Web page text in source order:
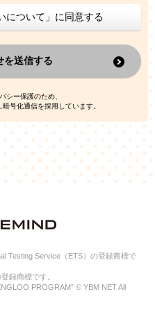
特定されないデータに不可逆変
促進活動に役立てること
へ提供すること
情報の取扱いは行いません。ま
利用することはありません。
タに不可逆変換した上で第三
グを行い、その結果に基づい
。第三者広告配信事業者が、こ
で利用することはありません。
同意なしに個人情報を第三者
護のために必要がある場合であ
全な育成の推進のために特に必
な範囲内において、個人情報の
について」に同意する
を送信する
シー保護のため、
号化通信を採用しています。
Testing Service（ETS）の登録商標で
録商標です。
PROGRAM” © YBM NET All